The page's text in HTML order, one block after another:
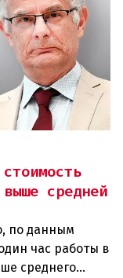
средней
по данным
час работы в
среднего